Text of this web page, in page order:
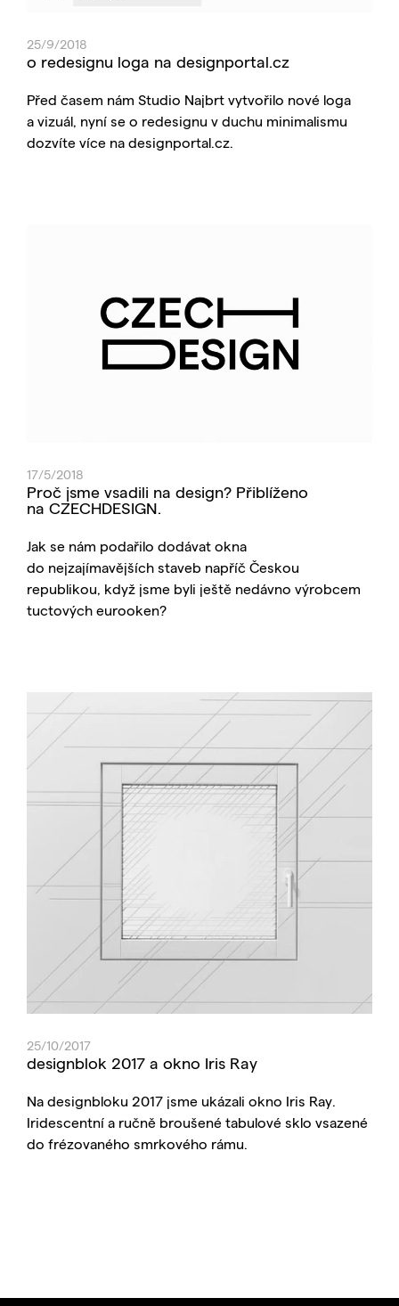
25/9/2018
o redesignu loga na designportal.cz
Před časem nám Studio Najbrt vytvořilo nové loga
a vizuál, nyní se o redesignu v duchu minimalismu
dozvíte více na designportal.cz.
17/5/2018
Proč jsme vsadili na design? Přiblíženo
na CZECHDESIGN.
Jak se nám podařilo dodávat okna
do nejzajímavějších staveb napříč Českou
republikou, když jsme byli ještě nedávno výrobcem
tuctových eurooken?
25/10/2017
designblok 2017 a okno Iris Ray
Na designbloku 2017 jsme ukázali okno Iris Ray.
Iridescentní a ručně broušené tabulové sklo vsazené
do frézovaného smrkového rámu.